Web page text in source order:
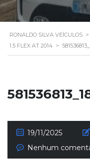
RONALDO SILVA VEÍCULOS >
1.5 FLEX AT 2014 >
19/11/2025
Nenhum